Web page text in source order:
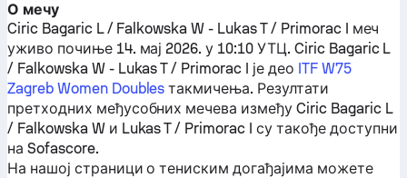
О мечу
Ciric Bagaric L / Falkowska W - Lukas T / Primorac I меч
уживо почиње 14. мај 2026. у 10:10 УТЦ. Ciric Bagaric L
/ Falkowska W- Lukas T / Primorac I је део ITF W75
Zagreb Women Doubles такмичења. Резултати
претходних међусобних мечева између Ciric Bagaric L
/ Falkowska Wи Lukas T / Primorac I су такође доступни
на Sofascore.
На нашој страници о тениским догађајима можете